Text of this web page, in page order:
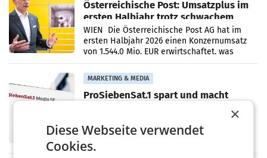
Österreichische Post: Umsatzplus im
ersten Halbjahr trotz schwachem
Briefgeschäft
WIEN Die Österreichische Post AG hat im
ersten Halbjahr 2026 einen Konzernumsatz
von 1.544,0 Mio. EUR erwirtschaftet, was
einem Plus von 3,8 Prozent gegenüber dem
Vergleichszeitraum
MARKETING & MEDIA
ProSiebenSat.1 spart und macht
UNTERFÖHRING/MAILAND/AMSTERDAM. Der
Fernsehkonzern ProSiebenSat.1 hat im
Frühjahr dank Kostensenkungen operativ
wieder Gewinn gemacht und die
×
Diese Webseite verwendet
Cookies.